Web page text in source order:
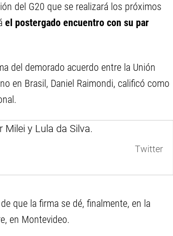
del G20 que se realizará los próximos
el postergado encuentro con su par
del demorado acuerdo entre la Unión
en Brasil, Daniel Raimondi, calificó como
Twitter
que la firma se dé, finalmente, en la
en Montevideo.